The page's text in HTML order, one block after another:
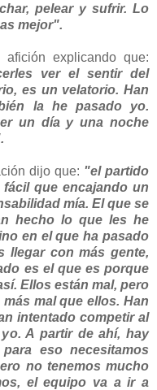
pelear y sufrir. Lo
mejor".
explicando que:
ver el sentir del
es un velatorio. Han
la he pasado yo.
un día y una noche
dijo que: "el partido
que encajando un
mía. El que se
hecho lo que les he
en el que ha pasado
llegar con más gente,
es el que es porque
Ellos están mal, pero
mal que ellos. Han
intentado competir al
A partir de ahí, hay
eso necesitamos
no tenemos mucho
el equipo va a ir a